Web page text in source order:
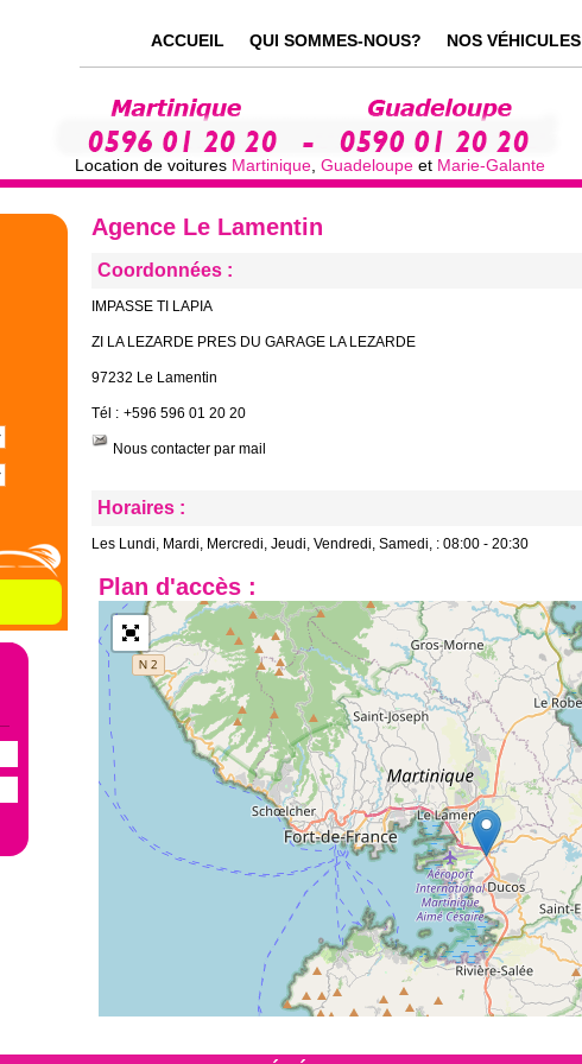
ACCUEIL QUI SOMMES-NOUS? NOS VÉHICULES
Location de voitures Martinique Guadeloupe et Marie-Galante
Agence Le Lamentin
Coordonnées :
IMPASSE TI LAPIA
ZI LA LEZARDE PRES DU GARAGE LA LEZARDE
97232 Le Lamentin
Tél : +596 596 01 20 20
Nous contacter par mail
Horaires :
Les Lundi, Mardi, Mercredi, Jeudi, Vendredi, Samedi, : 08:00 - 20:30
Plan d'accès :